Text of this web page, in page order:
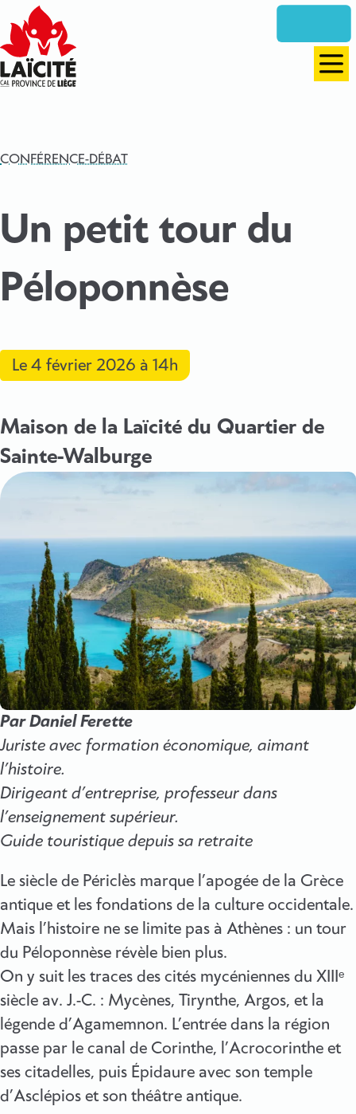
directement
vers
le
contenu
CONFÉRENCE-DÉBAT
Un petit tour du
Péloponnèse
Le 4 février 2026 à 14h
Maison de la Laïcité du Quartier de
Sainte-Walburge
Par Daniel Ferette
Juriste avec formation économique, aimant
l’histoire.
Dirigeant d’entreprise, professeur dans
l’enseignement supérieur.
Guide touristique depuis sa retraite
Le siècle de Périclès marque l’apogée de la Grèce
antique et les fondations de la culture occidentale.
Mais l’histoire ne se limite pas à Athènes : un tour
du Péloponnèse révèle bien plus.
On y suit les traces des cités mycéniennes du XIIIᵉ
siècle av. J.-C. : Mycènes, Tirynthe, Argos, et la
légende d’Agamemnon. L’entrée dans la région
passe par le canal de Corinthe, l’Acrocorinthe et
ses citadelles, puis Épidaure avec son temple
d’Asclépios et son théâtre antique.